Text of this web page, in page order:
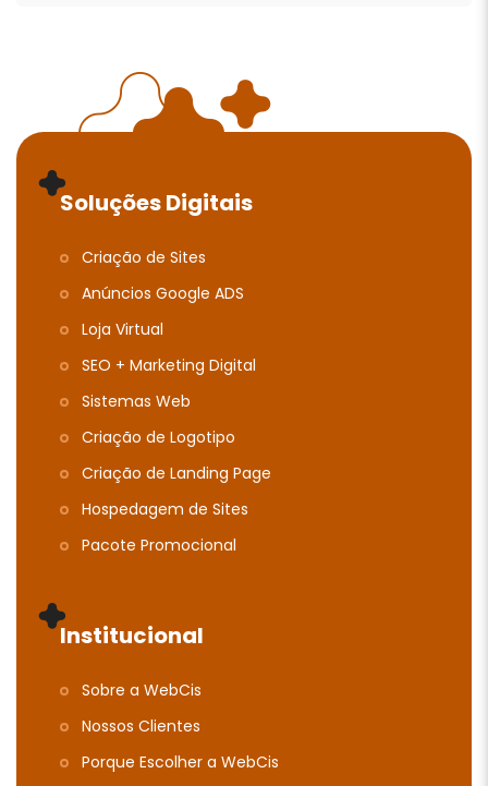
Soluções Digitais
Criação de Sites
Anúncios Google ADS
Loja Virtual
SEO + Marketing Digital
Sistemas Web
Criação de Logotipo
Criação de Landing Page
Hospedagem de Sites
Pacote Promocional
Institucional
Sobre a WebCis
Nossos Clientes
Porque Escolher a WebCis